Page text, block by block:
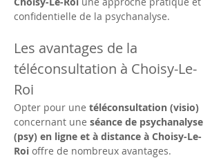
confidentielle de la psychanalyse.
Les avantages de la
téléconsultation à Choisy-Le-
Roi
Opter pour une téléconsultation (visio)
concernant une séance de psychanalyse
(psy) en ligne et à distance à Choisy-Le-
Roi offre de nombreux avantages.